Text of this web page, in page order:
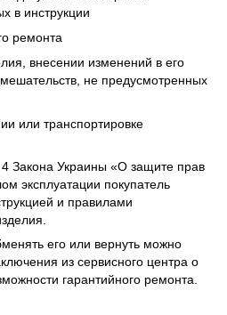
в инструкции
ремонта
внесении изменений в его
не предусмотренных
или транспортировке
4 Закона Украины «О защите прав
эксплуатации покупатель
и правилами
его или вернуть можно
из сервисного центра о
гарантийного ремонта.